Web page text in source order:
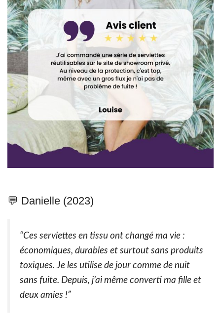
💬 Danielle (2023)
“Ces serviettes en tissu ont changé ma vie :
économiques, durables et surtout sans produits
toxiques. Je les utilise de jour comme de nuit
sans fuite. Depuis, j’ai même converti ma fille et
deux amies !”